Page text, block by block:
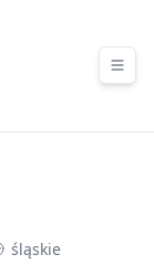
śląskie